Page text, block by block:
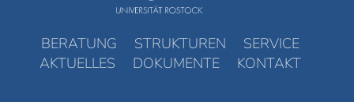
BERATUNG STRUKTUREN
SERVICE
AKTUELLES
DOKUMENTE KONTAKT